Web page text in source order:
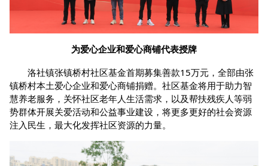
为爱心企业和爱心商铺代表授牌
洛社镇张镇桥村社区基金首期募集善款15万元，全部由张
镇桥村本土爱心企业和爱心商铺捐赠。社区基金将用于助力智
慧养老服务，关怀社区老年人生活需求，以及帮扶残疾人等弱
势群体开展关爱活动和公益事业建设，将更多更好的社会资源
注入民生，最大化发挥社区资源的力量。